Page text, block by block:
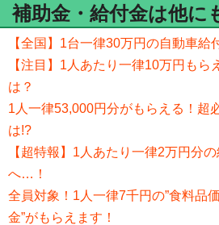
補助金・給付金は他に
【全国】1台一律30万円の自動車給
【注目】1人あたり一律10万円もら
は？
1人一律53,000円分がもらえる！超
は!?
【超特報】1人あたり一律2万円分
へ…！
全員対象！1人一律7千円の”食料品
金”がもらえます！